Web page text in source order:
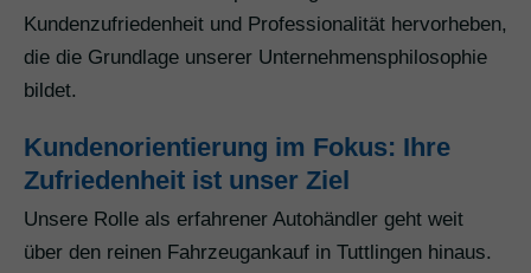
Kundenzufriedenheit und Professionalität hervorheben,
die die Grundlage unserer Unternehmensphilosophie
bildet.
Kundenorientierung im Fokus: Ihre
Zufriedenheit ist unser Ziel
Unsere Rolle als erfahrener Autohändler geht weit
über den reinen Fahrzeugankauf in Tuttlingen hinaus.